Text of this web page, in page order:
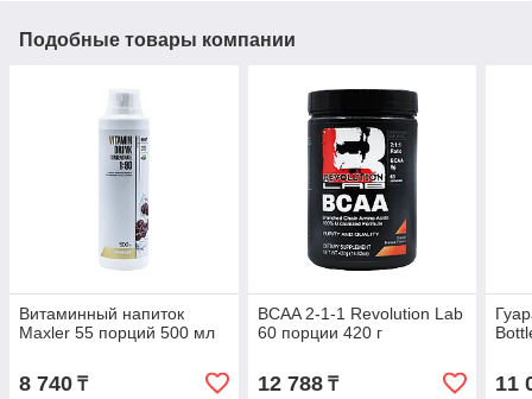
Подобные товары компании
Витаминный напиток
Maxler 55 порций 500 мл
8 740 ₸
BCAA 2-1-1 Revolution Lab
60 порции 420 г
12 788₸ 11